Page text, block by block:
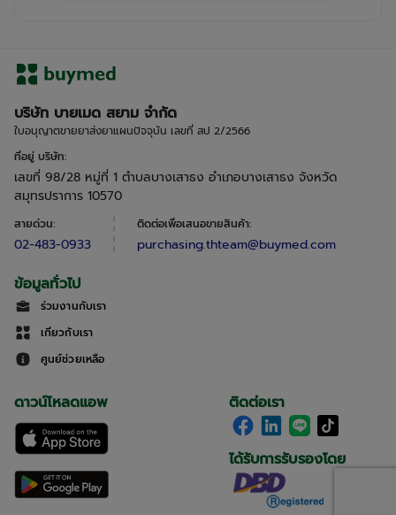
บริษัท บายเมด สยาม จำกัด
ใบอนุญาตขายยาส่งยาแผนปัจจุบัน เลขที่ สป 2/2566
ที่อยู่ บริษัท:
เลขที่ 98/28 หมู่ที่ 1 ตำบลบางเสาธง อำเภอบางเสาธง จังหวัด
สมุทรปราการ 10570
สายด่วน:
02-483-0933
ติดต่อเพื่อเสนอขายสินค้า:
purchasing.thteam@buymed.com
ข้อมูลทั่วไป
ร่วมงานกับเรา
เกี่ยวกับเรา
ศูนย์ช่วยเหลือ
ติดต่อเรา
ได้รับการรับรองโดย
ดาวน์โหลดแอพ